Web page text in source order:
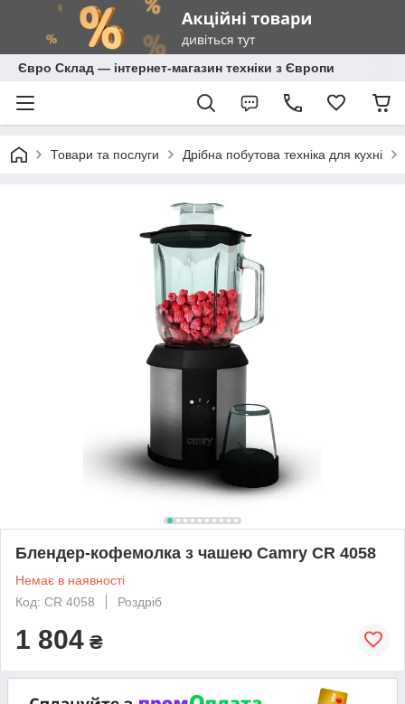
Євро Склад — інтернет-магазин техніки з Європи
Товари та послуги Дрібна побутова техніка для кухні
Блендер-кофемолка з чашею Camry CR 4058
Немає в наявності
Код: CR 4058
Роздріб
1 804 ₴